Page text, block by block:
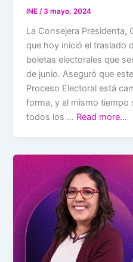
INE/3 mayo, 2024
La Consejera Presidenta,
que hoy inició el traslado
boletas electorales que
de junio. Aseguró que
Proceso Electoral está
forma, y al mismo tiempo
todos los … Read more…